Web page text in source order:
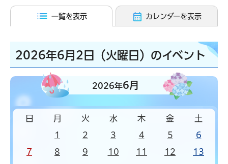
一覧を表示 カレンダーを表示
2026年6月2日（火曜日）のイベント
2026年6月
日 月 火 水 木 金 土
1 2 3 4 5 6
7 8 9 10 11 12 13